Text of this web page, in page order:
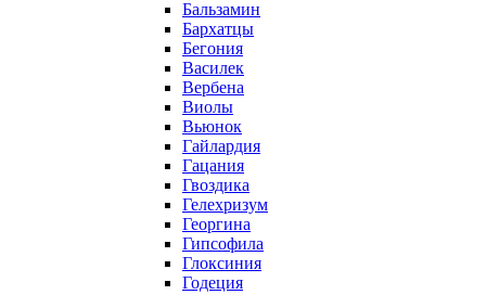
Бальзамин
Бархатцы
Бегония
Василек
Вербена
Виолы
Вьюнок
Гайлардия
Гацания
Гвоздика
Гелехризум
Георгина
Гипсофила
Глоксиния
Годеция